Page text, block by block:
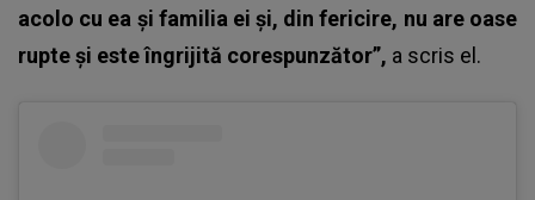
acolo cu ea și familia ei și, din fericire, nu are oase
rupte și este îngrijită corespunzător”, a scris el.